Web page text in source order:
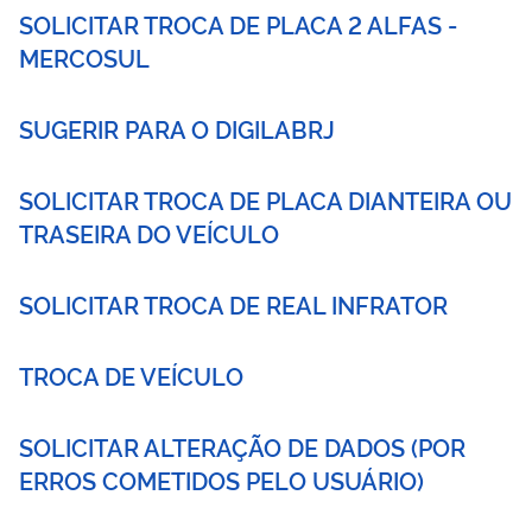
SOLICITAR TROCA DE PLACA 2 ALFAS -
MERCOSUL
SUGERIR PARA O DIGILABRJ
SOLICITAR TROCA DE PLACA DIANTEIRA OU
TRASEIRA DO VEÍCULO
SOLICITAR TROCA DE REAL INFRATOR
TROCA DE VEÍCULO
SOLICITAR ALTERAÇÃO DE DADOS (POR
ERROS COMETIDOS PELO USUÁRIO)